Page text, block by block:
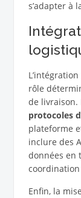
s’adapter à
rôle
de livraison.
protocoles
plateforme
inclure des
données en
Enfin, la